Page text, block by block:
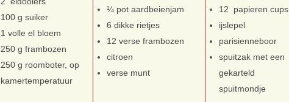
100 g suiker
1 volle el bloem
250 g frambozen
250 g roomboter, op
kamertemperatuur
¼ pot aardbeienjam
6 dikke rietjes
12 verse frambozen
citroen
verse munt
12 papieren cups
ijslepel
parisienneboor
spuitzak met een
gekarteld
spuitmondje